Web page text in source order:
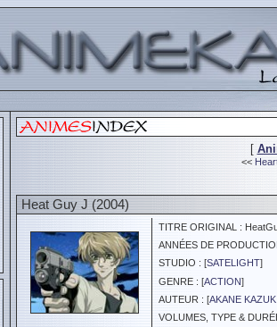
[
<<
Heat Guy J (2004)
TITRE ORIGINAL :
ANNÉES DE
STUDIO : [SATELIGHT]
GENRE : [ACTION]
AUTEUR : [AKANE
VOLUMES, TYPE &